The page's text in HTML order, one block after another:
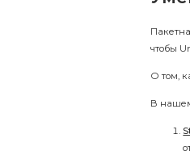
чтобы
О том,
В нашем